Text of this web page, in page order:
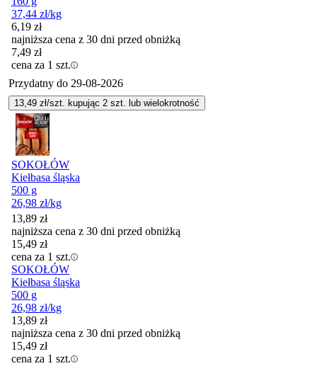
37,44 zł/kg
6,19 zł
najniższa cena z 30 dni przed obniżką
7,49 zł
cena za 1 szt.
Przydatny do 29-08-2026
13,49 zł/szt. kupując 2 szt. lub wielokrotność
SOKOŁÓW
Kiełbasa śląska
500 g
26,98 zł/kg
13,89 zł
najniższa cena z 30 dni przed obniżką
15,49 zł
cena za 1 szt.
SOKOŁÓW
Kiełbasa śląska
500 g
26,98 zł/kg
13,89 zł
najniższa cena z 30 dni przed obniżką
15,49 zł
cena za 1 szt.